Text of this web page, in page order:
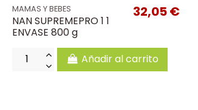
MAMAS Y BEBES
NAN SUPREMEPRO 1 1
ENVASE 800 g
32,05 €
Añadir al carrito